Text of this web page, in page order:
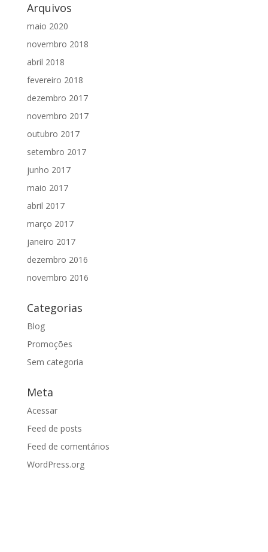
Arquivos
maio 2020
novembro 2018
abril 2018
fevereiro 2018
dezembro 2017
novembro 2017
outubro 2017
setembro 2017
junho 2017
maio 2017
abril 2017
março 2017
janeiro 2017
dezembro 2016
novembro 2016
Categorias
Blog
Promoções
Sem categoria
Meta
Acessar
Feed de posts
Feed de comentários
WordPress.org